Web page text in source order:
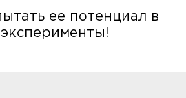
ее потенциал в